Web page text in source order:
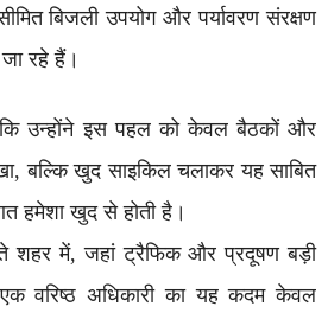
बिजली उपयोग और पर्यावरण संरक्षण
रहे हैं।
उन्होंने इस पहल को केवल बैठकों और
बल्कि खुद साइकिल चलाकर यह साबित
हमेशा खुद से होती है।
शहर में, जहां ट्रैफिक और प्रदूषण बड़ी
वरिष्ठ अधिकारी का यह कदम केवल